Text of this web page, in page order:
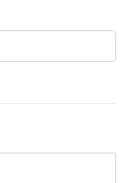
達成の範囲を超
することはありま
の変更の通知